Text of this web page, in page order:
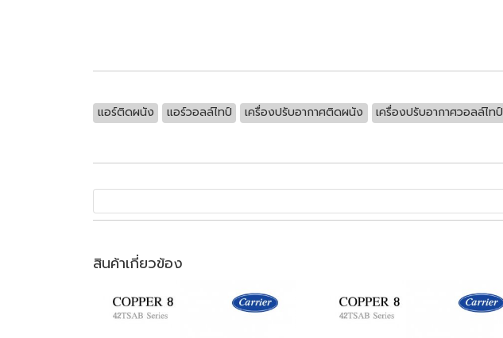
แอร์ติดผนัง แอร์วอลล์ไทป์ เครื่องปรับอากาศติดผนัง เครื่องปรับอากาศวอลล์ไทป์
สินค้าเกี่ยวข้อง